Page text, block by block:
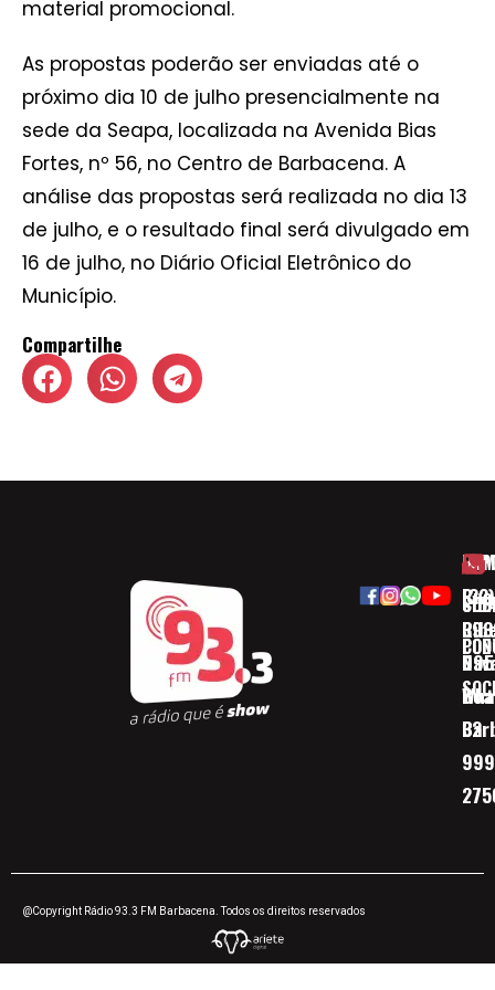
material promocional.
As propostas poderão ser enviadas até o
próximo dia 10 de julho presencialmente na
sede da Seapa, localizada na Avenida Bias
Fortes, nº 56, no Centro de Barbacena. A
análise das propostas será realizada no dia 13
de julho, e o resultado final será divulgado em
16 de julho, no Diário Oficial Eletrônico do
Município.
Compartilhe
(32)
32
@Copyright Rádio 93.3 FM Barbacena. Todos os direitos reservados